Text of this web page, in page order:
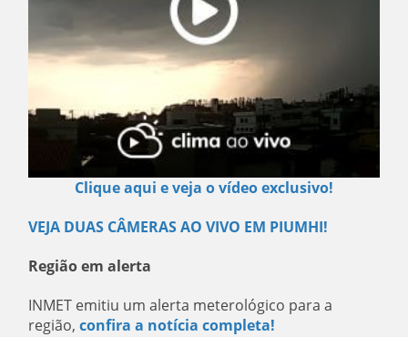
Clique aqui e veja o vídeo exclusivo!
VEJA DUAS CÂMERAS AO VIVO EM PIUMHI!
Região em alerta
INMET emitiu um alerta meterológico para a
região, confira a notícia completa!